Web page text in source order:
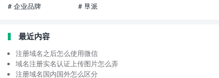
# 企业品牌
# 垦派
最近内容
注册域名之后怎么使用微信
域名注册实名认证上传图片怎么弄
注册域名国内国外怎么区分